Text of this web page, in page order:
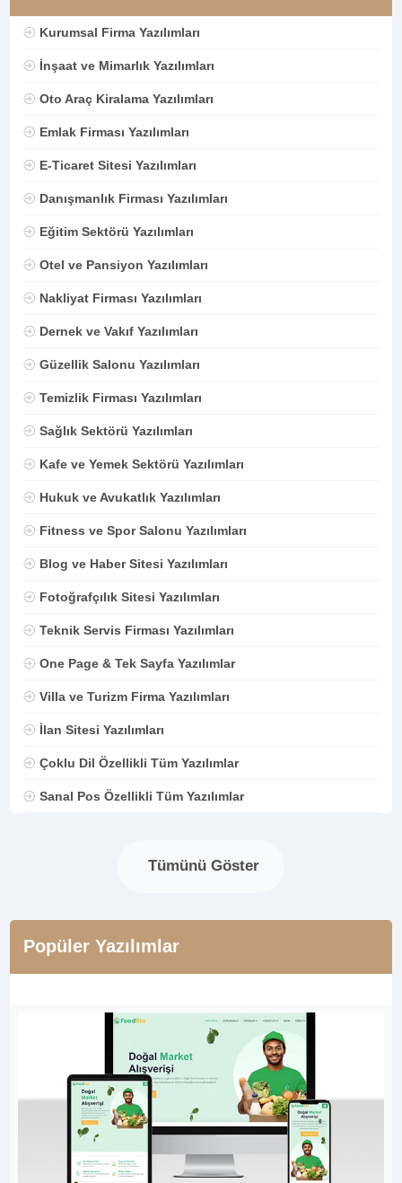
Kurumsal Firma Yazılımları
İnşaat ve Mimarlık Yazılımları
Oto Araç Kiralama Yazılımları
Emlak Firması Yazılımları
E-Ticaret Sitesi Yazılımları
Danışmanlık Firması Yazılımları
Eğitim Sektörü Yazılımları
Otel ve Pansiyon Yazılımları
Nakliyat Firması Yazılımları
Dernek ve Vakıf Yazılımları
Güzellik Salonu Yazılımları
Temizlik Firması Yazılımları
Sağlık Sektörü Yazılımları
Kafe ve Yemek Sektörü Yazılımları
Hukuk ve Avukatlık Yazılımları
Fitness ve Spor Salonu Yazılımları
Blog ve Haber Sitesi Yazılımları
Fotoğrafçılık Sitesi Yazılımları
Teknik Servis Firması Yazılımları
One Page & Tek Sayfa Yazılımlar
Villa ve Turizm Firma Yazılımları
İlan Sitesi Yazılımları
Çoklu Dil Özellikli Tüm Yazılımlar
Sanal Pos Özellikli Tüm Yazılımlar
Tümünü Göster
Popüler Yazılımlar